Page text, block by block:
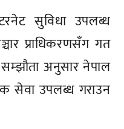
सुविधा उपलब्ध
प्राधिकरणसँग गत
अनुसार नेपाल
सेवा उपलब्ध गराउन